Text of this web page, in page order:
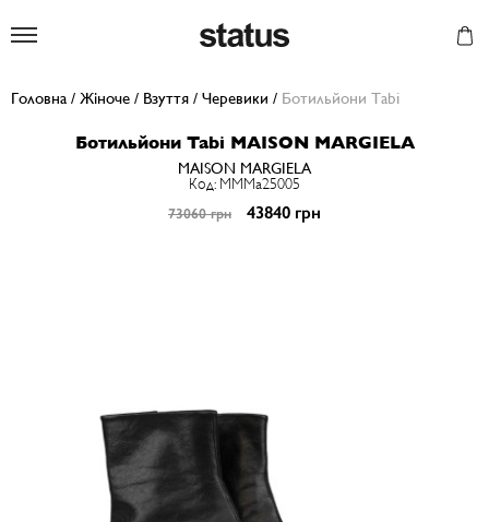
Головна / Жіноче / Взуття / Черевики / Ботильйони Tabi
Ботильйони Tabi MAISON MARGIELA
MAISON MARGIELA
Код: MMMa25005
73060 грн 43840 грн